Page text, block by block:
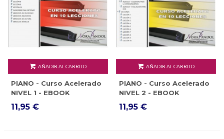
AÑADIR AL CARRITO
PIANO - Curso Acelerado
NIVEL 1 - EBOOK
11,95 €
AÑADIR AL CARRITO
PIANO - Curso Acelerado
NIVEL 2 - EBOOK
11,95 €